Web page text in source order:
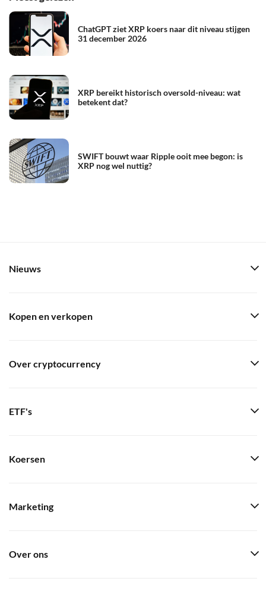
ChatGPT ziet XRP koers naar dit niveau stijgen
31 december 2026
XRP bereikt historisch oversold-niveau: wat
betekent dat?
SWIFT bouwt waar Ripple ooit mee begon: is
XRP nog wel nuttig?
Nieuws
Kopen en verkopen
Over cryptocurrency
ETF's
Koersen
Marketing
Over ons